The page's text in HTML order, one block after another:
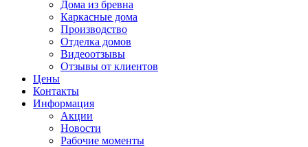
Дома из бревна
Каркасные дома
Производство
Отделка домов
Видеоотзывы
Отзывы от клиентов
Цены
Контакты
Информация
Акции
Новости
Рабочие моменты